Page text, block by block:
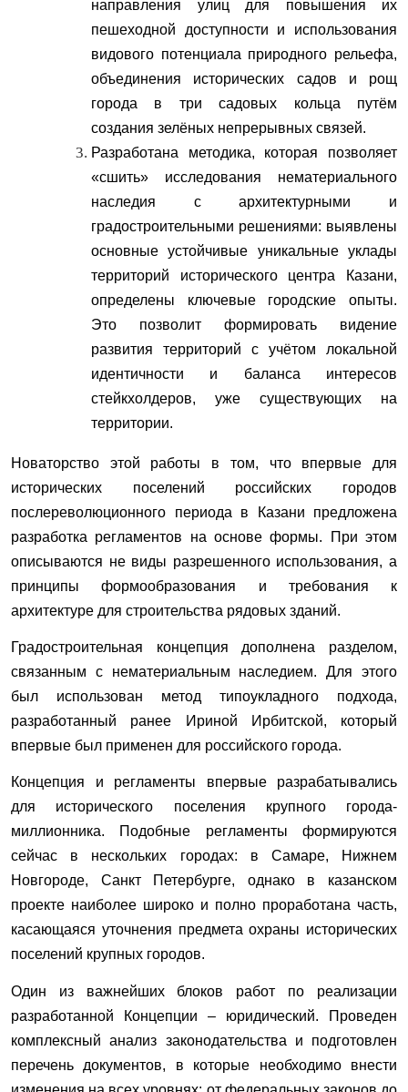
направления улиц для повышения их
пешеходной доступности и использования
видового потенциала природного рельефа,
объединения исторических садов и рощ
города в три садовых кольца путём
создания зелёных непрерывных связей.
Разработана методика, которая позволяет
«сшить» исследования нематериального
наследия с архитектурными и
градостроительными решениями: выявлены
основные устойчивые уникальные уклады
территорий исторического центра Казани,
определены ключевые городские опыты.
Это позволит формировать видение
развития территорий с учётом локальной
идентичности и баланса интересов
стейкхолдеров, уже существующих на
территории.
Новаторство этой работы в том, что впервые для
исторических поселений российских городов
послереволюционного периода в Казани предложена
разработка регламентов на основе формы. При этом
описываются не виды разрешенного использования, а
принципы формообразования и требования к
архитектуре для строительства рядовых зданий.
Градостроительная концепция дополнена разделом,
связанным с нематериальным наследием. Для этого
был использован метод типоукладного подхода,
разработанный ранее Ириной Ирбитской, который
впервые был применен для российского города.
Концепция и регламенты впервые разрабатывались
для исторического поселения крупного города-
миллионника. Подобные регламенты формируются
сейчас в нескольких городах: в Самаре, Нижнем
Новгороде, Санкт Петербурге, однако в казанском
проекте наиболее широко и полно проработана часть,
касающаяся уточнения предмета охраны исторических
поселений крупных городов.
Один из важнейших блоков работ по реализации
разработанной Концепции – юридический. Проведен
комплексный анализ законодательства и подготовлен
перечень документов, в которые необходимо внести